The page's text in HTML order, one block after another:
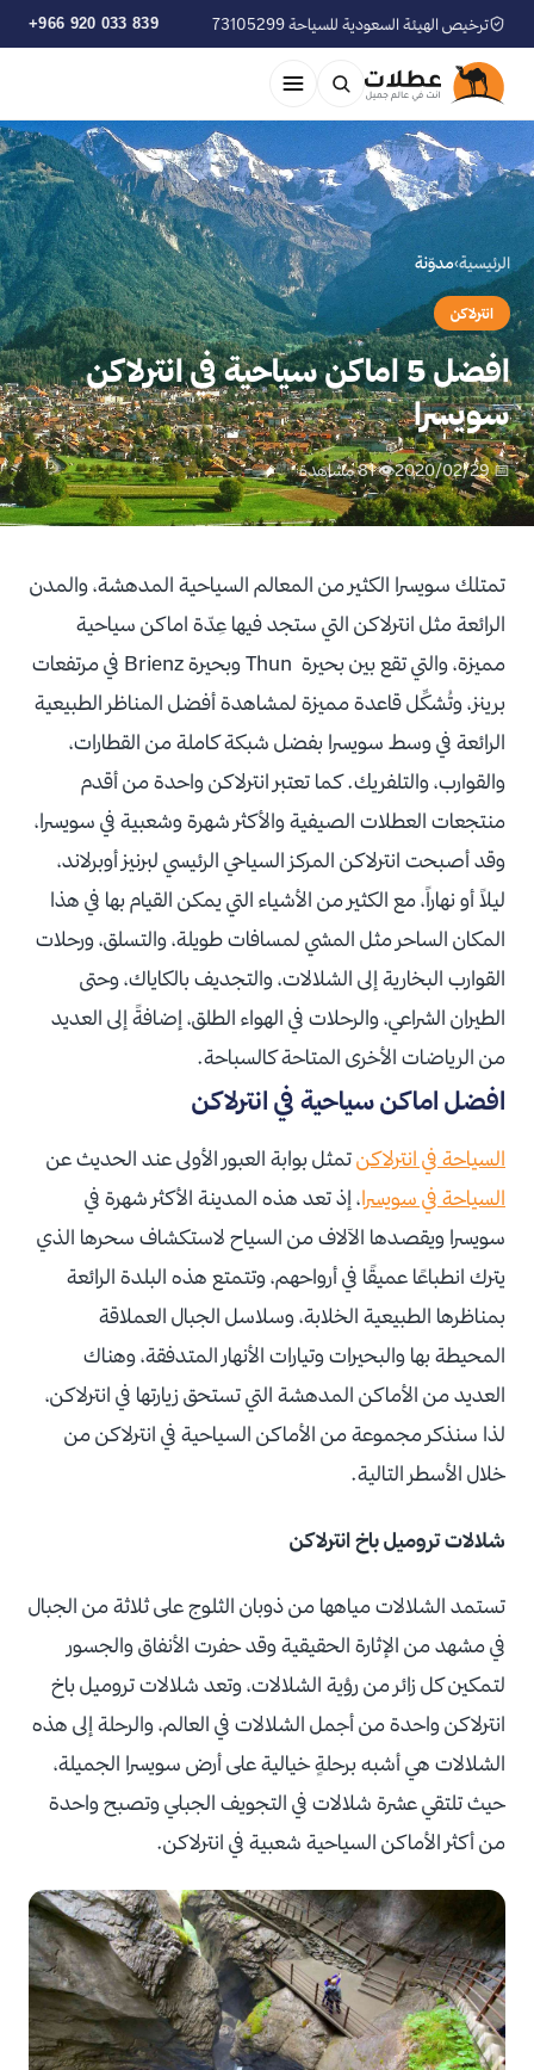
ترخيص الهيئة السعودية للسياحة 73105299 +966 920 033 839
الرئيسية›مدوّنة
انترلاكن
افضل 5 اماكن سياحية في انترلاكن
سويسرا
📅 2020/02/29 👁 81 مشاهدة
تمتلك سويسرا الكثير من المعالم السياحية المدهشة، والمدن
الرائعة مثل انترلاكن التي ستجد فيها عِدّة اماكن سياحية
مميزة، والتي تقع بين بحيرة Thun وبحيرة Brienz في مرتفعات
برينز، وتُشكِّل قاعدة مميزة لمشاهدة أفضل المناظر الطبيعية
الرائعة في وسط سويسرا بفضل شبكة كاملة من القطارات،
والقوارب، والتلفريك. كما تعتبر انترلاكن واحدة من أقدم
منتجعات العطلات الصيفية والأكثر شهرة وشعبية في سويسرا،
وقد أصبحت انترلاكن المركز السياحي الرئيسي لبرنيز أوبرلاند،
ليلاً أو نهاراً، مع الكثير من الأشياء التي يمكن القيام بها في هذا
المكان الساحر مثل المشي لمسافات طويلة، والتسلق، ورحلات
القوارب البخارية إلى الشلالات، والتجديف بالكاياك، وحتى
الطيران الشراعي، والرحلات في الهواء الطلق، إضافةً إلى العديد
من الرياضات الأخرى المتاحة كالسباحة.
افضل اماكن سياحية في انترلاكن
السياحة في انترلاكنتمثل بوابة العبور الأولى عند الحديث عن
السياحة في سويسرا، إذ تعد هذه المدينة الأكثر شهرة في
سويسرا ويقصدها الآلاف من السياح لاستكشاف سحرها الذي
يترك انطباعًا عميقًا في أرواحهم، وتتمتع هذه البلدة الرائعة
بمناظرها الطبيعية الخلابة، وسلاسل الجبال العملاقة
المحيطة بها والبحيرات وتيارات الأنهار المتدفقة، وهناك
العديد من الأماكن المدهشة التي تستحق زيارتها في انترلاكن،
لذا سنذكر مجموعة من الأماكن السياحية في انترلاكن من
خلال الأسطر التالية.
شلالات تروميل باخ انترلاكن
تستمد الشلالات مياهها من ذوبان الثلوج على ثلاثة من الجبال
في مشهد من الإثارة الحقيقية وقد حفرت الأنفاق والجسور
لتمكين كل زائر من رؤية الشلالات، وتعد شلالات تروميل باخ
انترلاكن واحدة من أجمل الشلالات في العالم، والرحلة إلى هذه
الشلالات هي أشبه برحلةٍ خيالية على أرض سويسرا الجميلة،
حيث تلتقي عشرة شلالات في التجويف الجبلي وتصبح واحدة
من أكثر الأماكن السياحية شعبية في انترلاكن.